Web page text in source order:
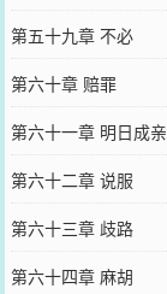
第五十九章 不必
第六十章 赔罪
第六十一章 明日成亲
第六十二章 说服
第六十三章 歧路
第六十四章 麻胡